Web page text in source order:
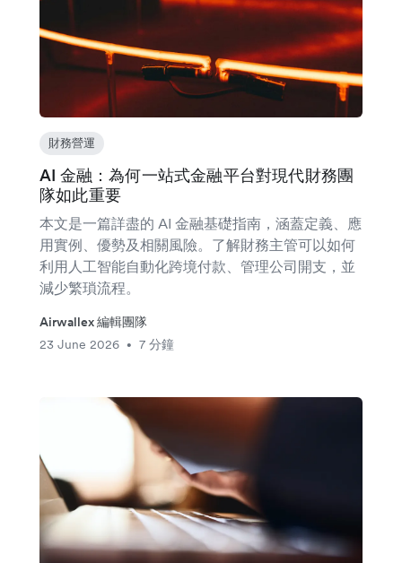
財務營運
AI 金融：為何一站式金融平台對現代財務團
隊如此重要
本文是一篇詳盡的 AI 金融基礎指南，涵蓋定義、應
用實例、優勢及相關風險。了解財務主管可以如何
利用人工智能自動化跨境付款、管理公司開支，並
減少繁瑣流程。
Airwallex 編輯團隊
23 June 2026
• 7 分鐘